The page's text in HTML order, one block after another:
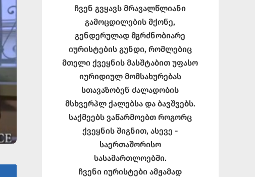
ჩვენ გვყავს მრავალწლიანი
გამოცდილების მქონე,
გენდერულად მგრძნობიარე
იურისტების გუნდი, რომლებიც
მთელი ქვეყნის მასშტაბით უფასო
იურიდიულ მომსახურებას
სთავაზობენ ძალადობის
მსხვერპლ ქალებსა და ბავშვებს.
საქმეებს ვაწარმოებთ როგორც
ქვეყნის შიგნით, ასევე -
საერთაშორისო
სასამართლოებში.
ჩვენი იურისტები ამჟამად